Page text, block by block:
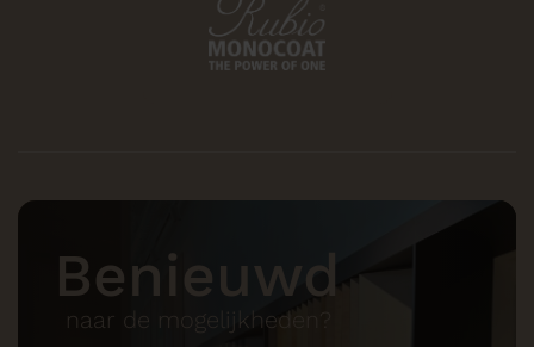
Benieuwd
naar de mogelijkheden?